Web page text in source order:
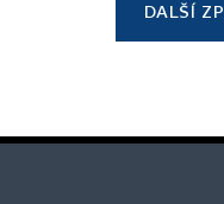
DALŠÍ